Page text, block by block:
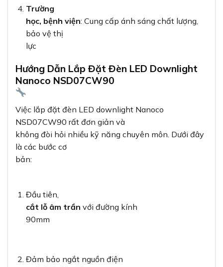
Trường
học, bệnh viện: Cung cấp ánh sáng chất lượng,
bảo vệ thị
lực
Hướng Dẫn Lắp Đặt Đèn LED Downlight
Nanoco NSD07CW90
Việc lắp đặt đèn LED downlight Nanoco
NSD07CW90 rất đơn giản và
không đòi hỏi nhiều kỹ năng chuyên môn. Dưới đây
là các bước cơ
bản:
Đầu tiên,
cắt lỗ âm trần với đường kính
90mm
Đảm bảo ngắt nguồn điện